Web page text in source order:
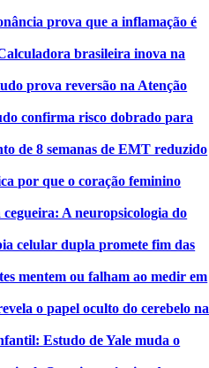
prova que a inflamação é
brasileira inova na
prova reversão na Atenção
confirma risco dobrado para
de 8 semanas de EMT reduzido
por que o coração feminino
A neuropsicologia do
celular dupla promete fim das
mentem ou falham ao medir em
o papel oculto do cerebelo na
Estudo de Yale muda o